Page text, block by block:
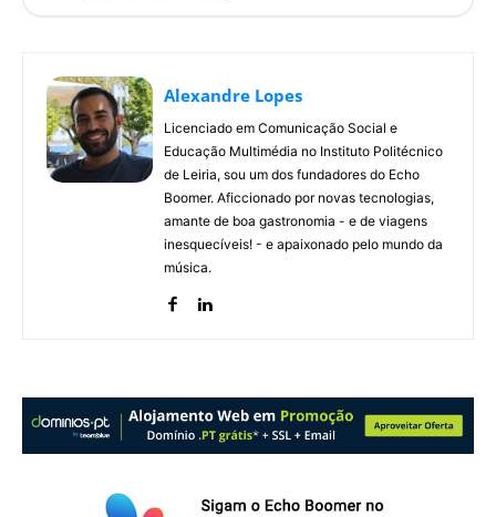
Alexandre Lopes
Licenciado em Comunicação Social e
Educação Multimédia no Instituto Politécnico
de Leiria, sou um dos fundadores do Echo
Boomer. Aficcionado por novas tecnologias,
amante de boa gastronomia - e de viagens
inesquecíveis! - e apaixonado pelo mundo da
música.